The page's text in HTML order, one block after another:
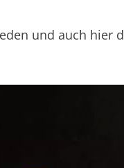
und auch hier